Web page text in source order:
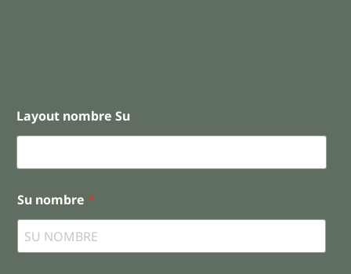
Layout nombre Su
Su nombre *